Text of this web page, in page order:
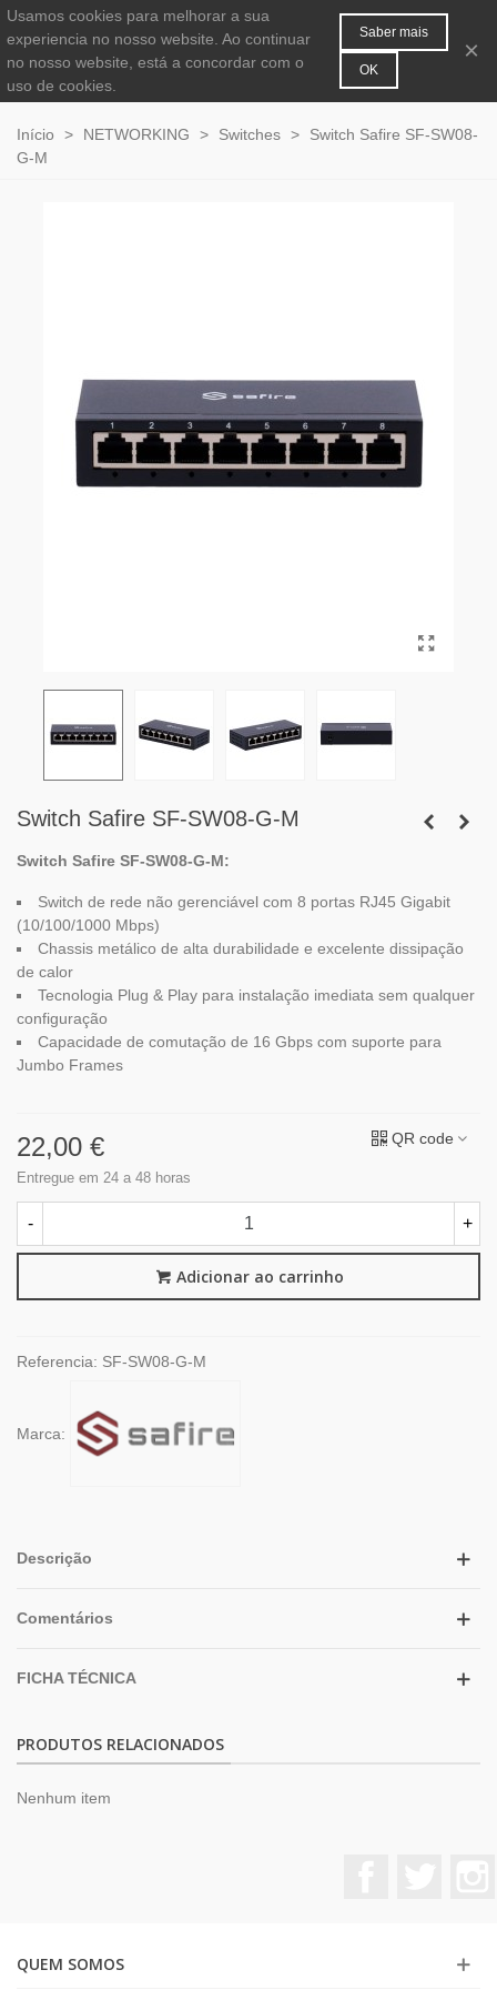
0
Início > NETWORKING > Switches >
Switch Safire SF-SW08-
G-M
Switch Safire SF-SW08-G-M
Switch Safire SF-SW08-G-M:
Switch de rede não gerenciável com 8 portas RJ45 Gigabit
(10/100/1000 Mbps)
Chassis metálico de alta durabilidade e excelente dissipação
de calor
Tecnologia Plug & Play para instalação imediata sem qualquer
configuração
Capacidade de comutação de 16 Gbps com suporte para
Jumbo Frames
22,00 €
Entregue em 24 a 48 horas
QR code
- +
Adicionar ao carrinho
Referencia: SF-SW08-G-M
Marca:
Descrição
Comentários
FICHA TÉCNICA
PRODUTOS RELACIONADOS
Nenhum item
QUEM SOMOS
Usamos cookies para melhorar a sua
experiencia no nosso website. Ao continuar
no nosso website, está a concordar com o
uso de cookies.
Saber mais
OK
×